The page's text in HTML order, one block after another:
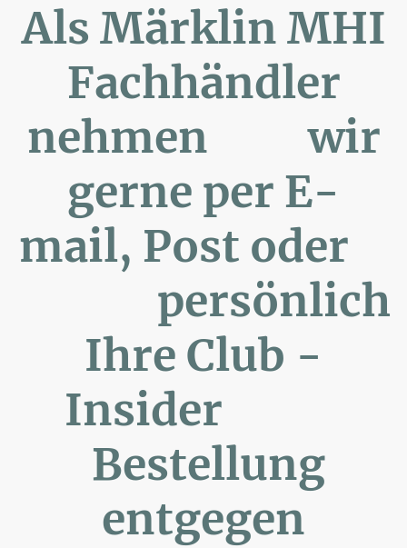
Als Märklin MHI
Fachhändler
nehmen wir
gerne per E-
mail, Post oder
persönlich
Ihre Club -
Insider
Bestellung
entgegen